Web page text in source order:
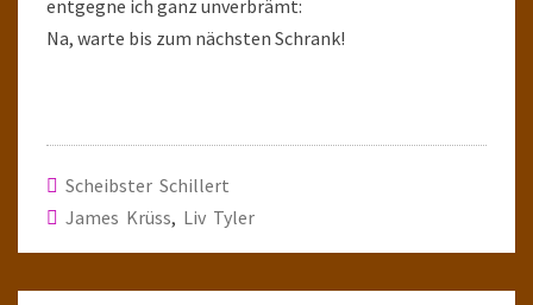
entgegne ich ganz unverbrämt:
Na, warte bis zum nächsten Schrank!
Scheibster Schillert
James Krüss, Liv Tyler